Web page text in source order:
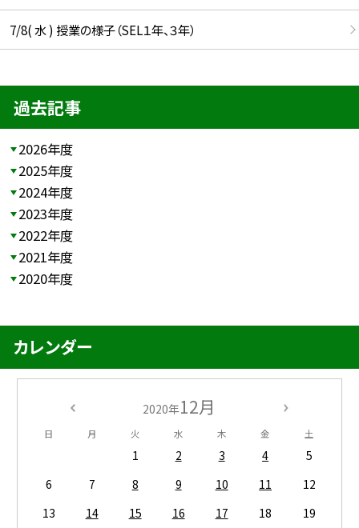
7/8( 水 ) 授業の様子（SEL１年、３年）
過去記事
2026年度
2025年度
2024年度
2023年度
2022年度
2021年度
2020年度
カレンダー
2020年12月
日 月 火 水 木 金 土
1 2 3 4
5
6
7 8 9 10 11
12
13
14 15 16 17 18
19